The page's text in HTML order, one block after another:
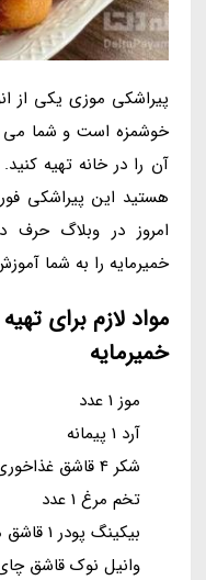
پیراشکی موزی یکی از
آن را در خانه تهیه
هستید این پیراشکی
امروز در وبلاگ حرف
خمیرمایه را به شما
مواد لازم برای
خمیرمایه
موز 1 عدد
آرد 1 پیمانه
شکر 4 قاشق غذاخوری
تخم مرغ 1 عدد
بیکینگ پودر 1 قاشق مرباخوری
وانیل نوک قاشق